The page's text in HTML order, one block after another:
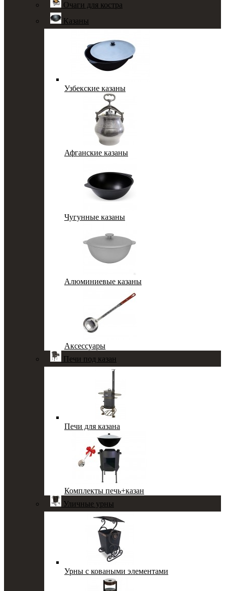
Очаги для костра
Казаны
Узбекские казаны
Афганские казаны
Чугунные казаны
Алюминиевые казаны
Аксессуары
Печи под казан
Печи для казана
Комплекты печь+казан
Уличные урны
Урны с коваными элементами